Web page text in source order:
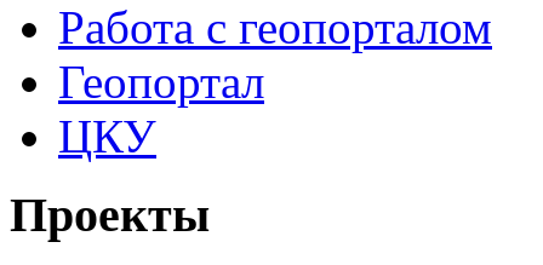
Работа с геопорталом
Геопортал
ЦКУ
Проекты